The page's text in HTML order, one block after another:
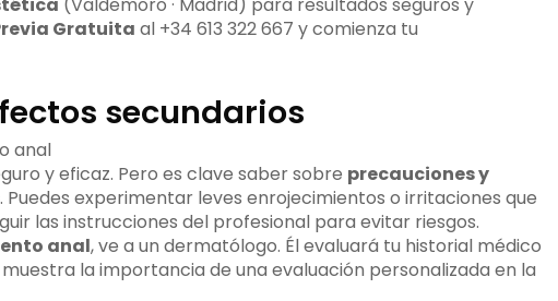
(Valdemoro · Madrid) para resultados seguros y
Gratuita al +34 613 322 667 y comienza tu
secundarios
y eficaz. Pero es clave saber sobre precauciones y
. Puedes experimentar leves enrojecimientos o irritaciones que
las instrucciones del profesional para evitar riesgos.
anal, ve a un dermatólogo. Él evaluará tu historial médico
la importancia de una evaluación personalizada en la